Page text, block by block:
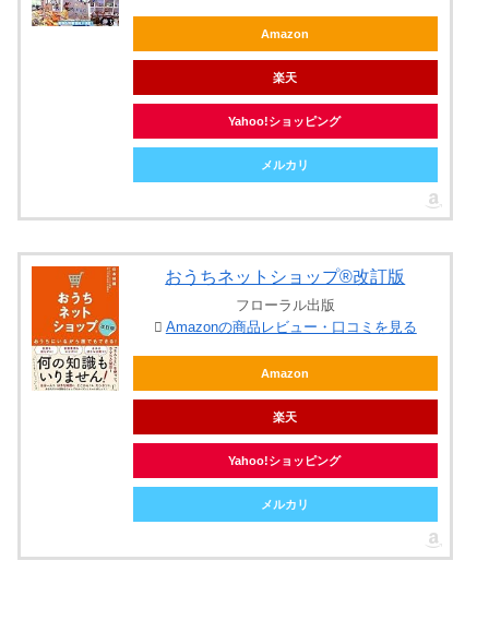
Amazon
楽天
Yahoo!ショッピング
メルカリ
おうちネットショップ®改訂版
フローラル出版
Amazonの商品レビュー・口コミを見る
Amazon
楽天
Yahoo!ショッピング
メルカリ